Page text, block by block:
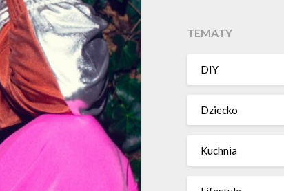
TEMATY
DIY
Dziecko
Kuchnia